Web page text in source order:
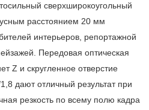
сверхширокоугольный
расстоянием 20 мм
интерьеров, репортажной
Передовая оптическая
Z и скругленное отверстие
дают отличный результат при
резкость по всему полю кадра